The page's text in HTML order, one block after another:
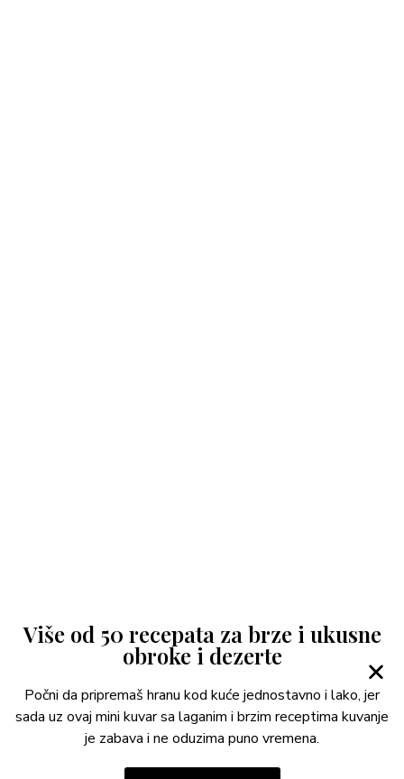
Više od 50 recepata za brze i ukusne
obroke i dezerte
Počni da pripremaš hranu kod kuće jednostavno i lako, jer
sada uz ovaj mini kuvar sa laganim i brzim receptima kuvanje
je zabava i ne oduzima puno vremena.